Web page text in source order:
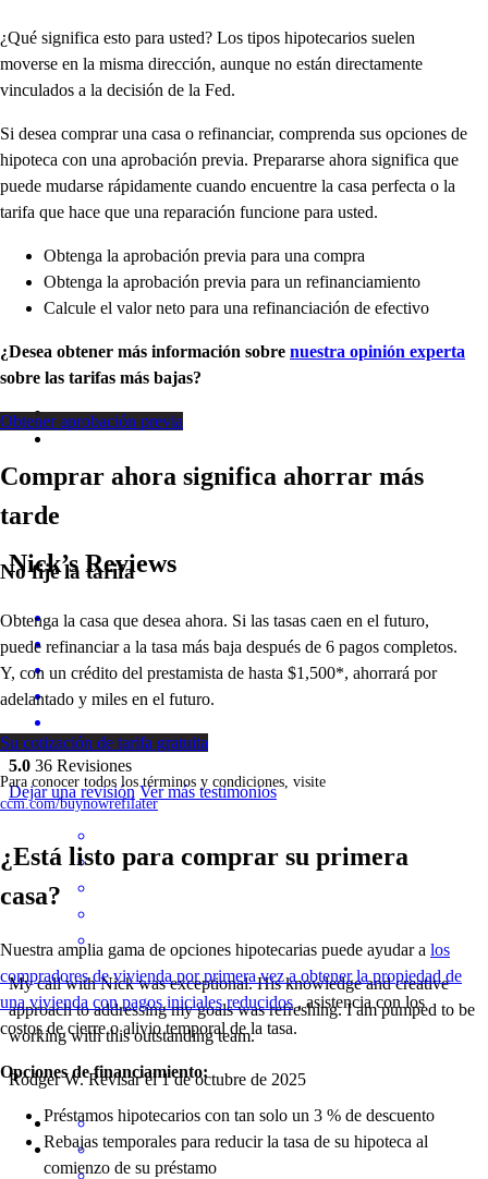
¿Qué significa esto para usted? Los tipos hipotecarios suelen
moverse en la misma dirección, aunque no están directamente
vinculados a la decisión de la Fed.
Si desea comprar una casa o refinanciar, comprenda sus opciones de
hipoteca con una aprobación previa. Prepararse ahora significa que
puede mudarse rápidamente cuando encuentre la casa perfecta o la
tarifa que hace que una reparación funcione para usted.
Obtenga la aprobación previa para una compra
Obtenga la aprobación previa para un refinanciamiento
Calcule el valor neto para una refinanciación de efectivo
¿Desea obtener más información sobre nuestra opinión experta
sobre las tarifas más bajas?
Obtener aprobación previa
Comprar ahora significa ahorrar más
tarde
Nofije la tarifa
Obtenga la casa que desea ahora. Si las tasas caen en el futuro,
puede refinanciar a la tasa más baja después de 6 pagos completos.
Y, con un crédito del prestamista de hasta $1,500*, ahorrará por
adelantado y miles en el futuro.
Su cotización de tarifa gratuita
Para conocer todos los términos y condiciones, visite
ccm.com/buynowrefilater
¿Está listo para comprar su primera
casa?
Nuestra amplia gama de opciones hipotecarias puede ayudar a los
compradores de vivienda por primera vez a obtener la propiedad de
una vivienda con pagos iniciales reducidos , asistencia con los
costos de cierre o alivio temporal de la tasa.
Opciones de financiamiento:
Préstamos hipotecarios con tan solo un 3 % de descuento
Rebajas temporales para reducir la tasa de su hipoteca al
comienzo de su préstamo
Nick’s Reviews
5.0 36 Revisiones
Dejar una revisión Ver más testimonios
My call with Nick was exceptional. His knowledge and creative
approach to addressing my goals was refreshing. I am pumped to be
working with this outstanding team.
Rodger W. Revisar el1 de octubre de 2025